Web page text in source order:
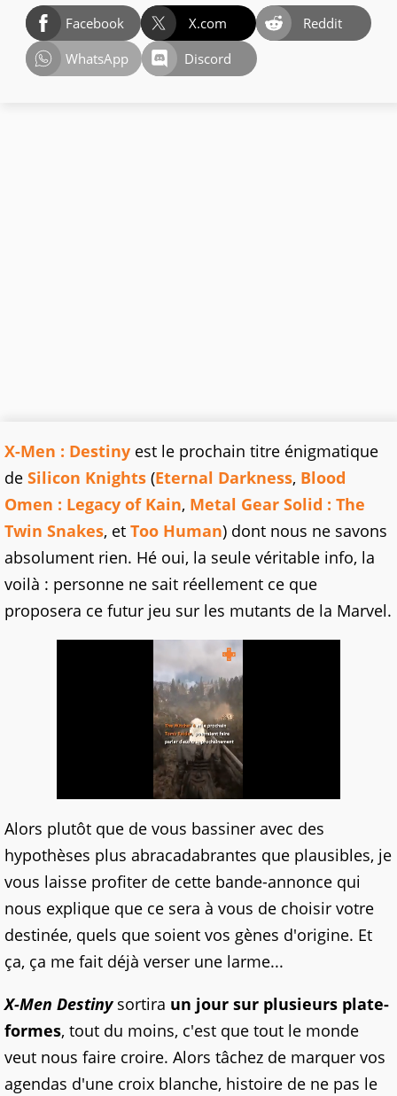
Facebook X.com
Reddit
WhatsApp
Discord
X-Men : Destiny est le prochain titre énigmatique
de Silicon Knights (Eternal Darkness, Blood
Omen : Legacy of Kain, Metal Gear Solid : The
Twin Snakes, et Too Human) dont nous ne savons
absolument rien. Hé oui, la seule véritable info, la
voilà : personne ne sait réellement ce que
proposera ce futur jeu sur les mutants de la Marvel.
Alors plutôt que de vous bassiner avec des
hypothèses plus abracadabrantes que plausibles, je
vous laisse profiter de cette bande-annonce qui
nous explique que ce sera à vous de choisir votre
destinée, quels que soient vos gènes d'origine. Et
ça, ça me fait déjà verser une larme...
X-Men Destiny sortira un jour sur plusieurs plate-
formes, tout du moins, c'est que tout le monde
veut nous faire croire. Alors tâchez de marquer vos
agendas d'une croix blanche, histoire de ne pas le